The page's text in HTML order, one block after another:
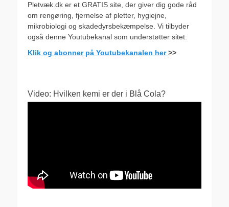
Pletvæk.dk er et GRATIS site, der giver dig gode råd
om rengøring, fjernelse af pletter, hygiejne,
mikrobiologi og skadedyrsbekæmpelse. Vi tilbyder
også denne Youtubekanal som understøtter sitet:
Klik og abonner på Youtubekanalen her>>
Video: Hvilken kemi er der i Blå Cola?